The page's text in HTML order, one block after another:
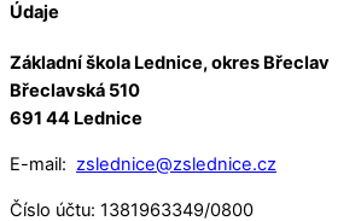
Údaje
Základní škola Lednice, okres Břeclav
Břeclavská 510
691 44 Lednice
E-mail: zslednice@zslednice.cz
Číslo účtu: 1381963349/0800